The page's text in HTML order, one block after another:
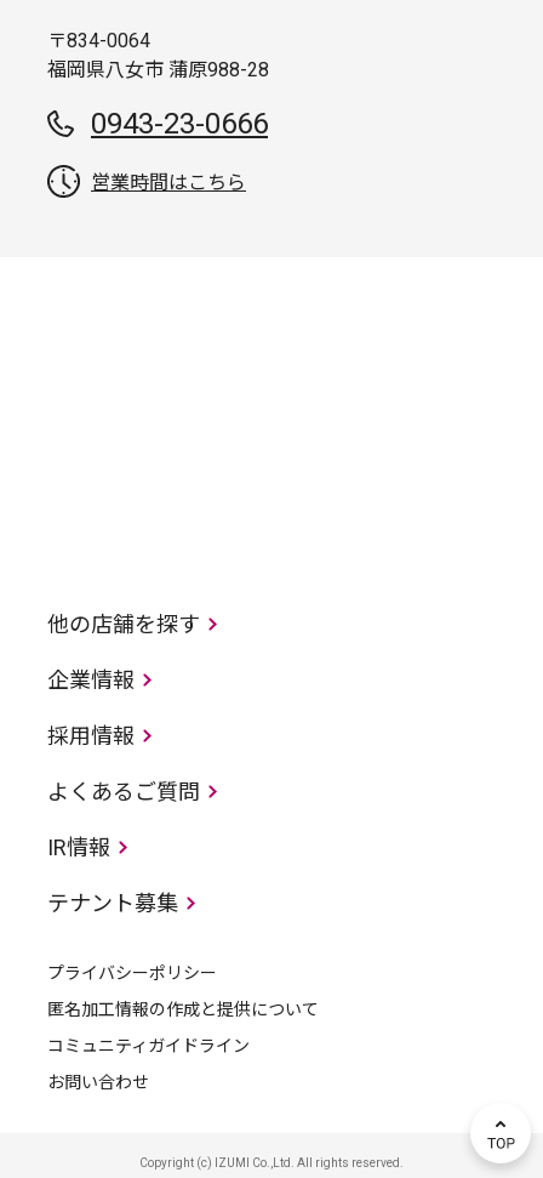
〒834-0064
福岡県八女市 蒲原988-28
0943-23-0666
営業時間はこちら
他の店舗を探す
企業情報
採用情報
よくあるご質問
IR情報
テナント募集
プライバシーポリシー
匿名加工情報の作成と提供について
コミュニティガイドライン
お問い合わせ
Copyright (c) IZUMI Co.,Ltd. All rights reserved.